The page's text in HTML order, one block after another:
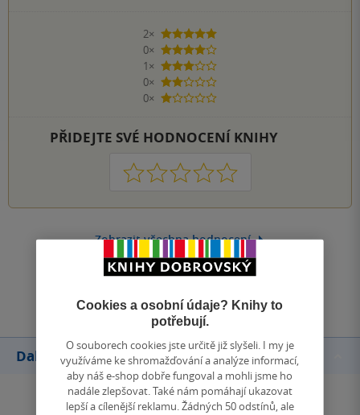
2×
5 hvězdiček
0×
4 hvězdičky
1×
3 hvězdičky
0×
2 hvězdičky
0×
1 hvezdička
PŘIDEJTE SVÉ HODNOCENÍ KNIHY
1 2 3 4 5
Zobrazit všechna hodnocení
Další knihy autora
Cookies a osobní údaje? Knihy to
potřebují.
O souborech cookies jste určitě již slyšeli. I my je
využíváme ke shromažďování a analýze informací,
aby náš e-shop dobře fungoval a mohli jsme ho
nadále zlepšovat. Také nám pomáhají ukazovat
lepší a cílenější reklamu. Žádných 50 odstínů, ale